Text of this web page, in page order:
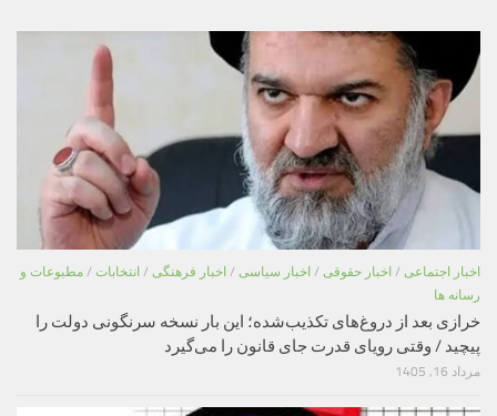
اخبار اجتماعی / اخبار حقوقی / اخبار سیاسی / اخبار فرهنگی / انتخابات / مطبوعات و
رسانه ها
خرازی بعد از دروغ‌های تکذیب‌شده؛ این بار نسخه سرنگونی دولت را
پیچید / وقتی رویای قدرت جای قانون را می‌گیرد
مرداد 16, 1405